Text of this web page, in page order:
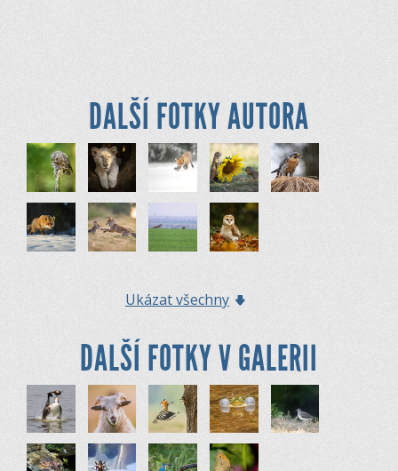
DALŠÍ FOTKY AUTORA
Ukázat všechny
DALŠÍ FOTKY V GALERII